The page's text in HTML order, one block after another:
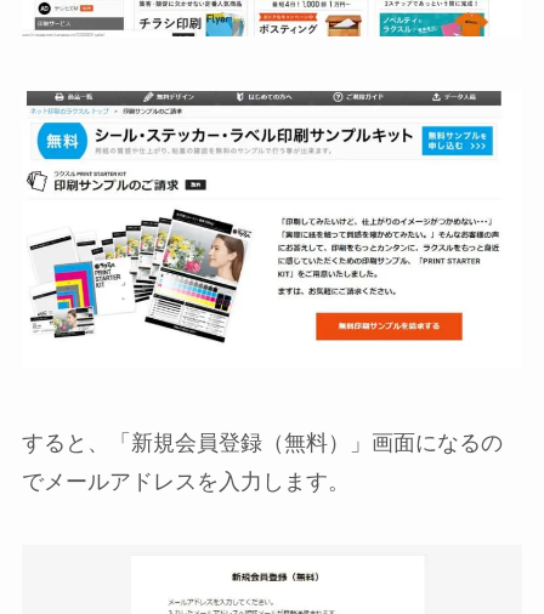
すると、「新規会員登録（無料）」画面になるの
でメールアドレスを入力します。